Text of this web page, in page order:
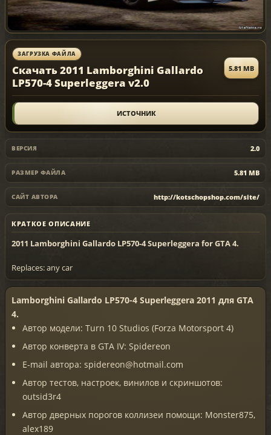
ЗАГРУЗКА ФАЙЛА
Скачать 2011 Lamborghini Gallardo
LP570-4 Superleggera v2.0
5.81 MB
ИСТОЧНИК
ВЕРСИЯ 2.0
РАЗМЕР ФАЙЛА 5.81 MB
САЙТ АВТОРА http://kotschopshop.com/site/
КРАТКОЕ ОПИСАНИЕ
2011 Lamborghini Gallardo LP570-4 Superleggera for GTA 4.
Replaces: any car
Lamborghini Gallardo LP570-4 Superleggera 2011 для GTA
4.
Автор модели: Turn 10 Studios (Forza Motorsport 4)
Автор конверта в GTA IV: Spidereon
E-mail автора: spidereon@hotmail.com
Автор тестов, настроек, винилов и скриншотов:
outsid3r4
Автор дверных порогов коллизеи помощи: Monster875,
alex189